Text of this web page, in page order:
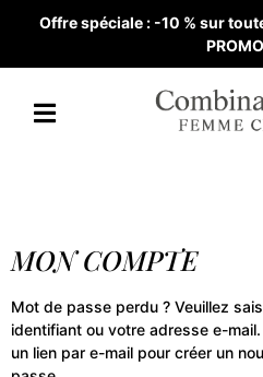
Offre spéciale : -10 % sur
MON COMPTE
Mot de passe perdu ? Veuillez
identifiant ou votre adresse e-
un lien par e-mail pour créer un